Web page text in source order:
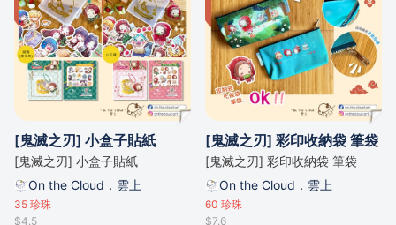
[鬼滅之刃] 小盒子貼紙
[鬼滅之刃] 小盒子貼紙
On the Cloud．雲上
35 珍珠
$4.5
[鬼滅之刃] 彩印收納袋 筆袋
[鬼滅之刃] 彩印收納袋 筆袋
On the Cloud．雲上
60 珍珠
$7.6